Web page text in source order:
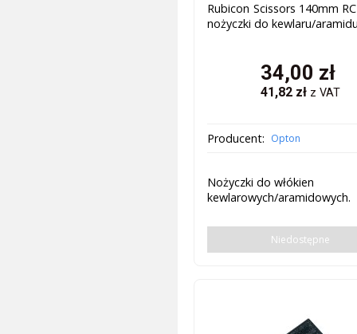
Rubicon Scissors 140mm
nożyczki do kewlaru/
34,00 zł
41,82 zł z VAT
Producent: Opton
Nożyczki do włókien
kewlarowych/aramidowych.
Niedostępne